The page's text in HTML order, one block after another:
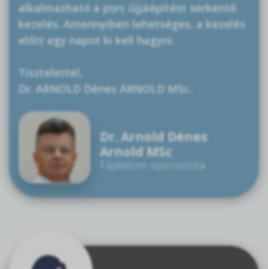
alkalmazható a porc újjáépítést serkentő
kezelés. Amennyiben lehetséges, a kezelés
előtt egy napot ki kell hagyni.
Tisztelettel,
Dr. ARNOLD Dénes ARNOLD MSc.
Dr. Arnold Dénes
Arnold MSc
Fájdalom specialista